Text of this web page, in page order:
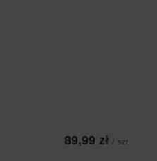
89,99 zł / szt.